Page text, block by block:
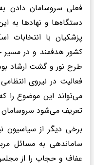
فعلی سروسامان دادن
دستگاه‌ها و نهادها به
پزشکیان با انتخابات
کشور هدفمند و در
طرح نور و گشت ارشاد
فعالیت در نیروی
می‌تواند این موضوع را
تعریف می‌شود
برخی دیگر از سیاسیون
ساماندهی به مسائل
عفاف و حجاب را از